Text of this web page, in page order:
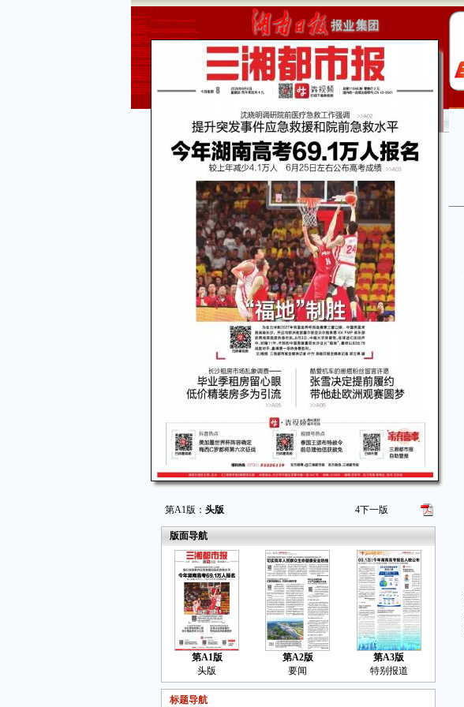
第A1版： 头版 4下一版
版面导航
第A1版
头版
第A2版
要闻
第A3版
特别报道
标题导航